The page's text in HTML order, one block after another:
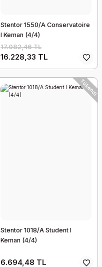
Stentor 1550/A Conservatoire
I Keman (4/4)
17.082,46 TL
16.228,33 TL
Tükendi
Stentor 1018/A Student I
Keman (4/4)
6.694,48 TL